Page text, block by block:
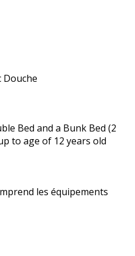
Douche
Bed and a Bunk Bed (2
to age of 12 years old
les équipements